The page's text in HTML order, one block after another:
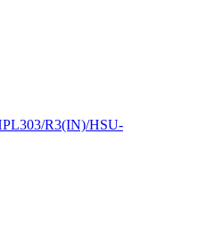
R3(IN)/HSU-